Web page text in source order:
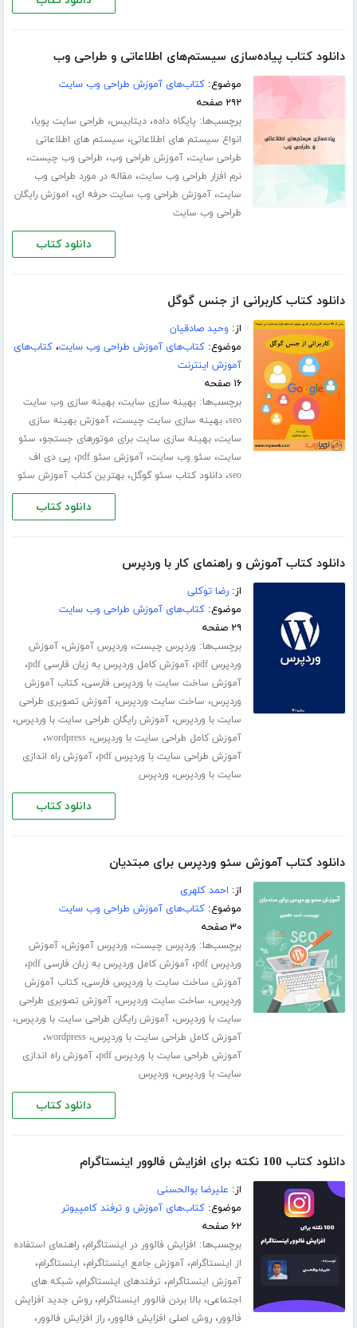
دانلود کتاب پیاده‌سازی سیستم‌های اطلاعاتی و طراحی وب
موضوع:کتاب‌های آموزش طراحی وب سایت
۲۹۲ صفحه
برچسب‌ها: پایگاه داده،دیتابیس، طراحی سایت پویا،
انواع سیستم های اطلاعاتی، سیستم های اطلاعاتی
طراحی سایت،آموزش طراحی وب، طراحی وب چیست،
نرم افزار طراحی وب سایت، مقاله در مورد طراحی وب
سایت،آموزش طراحی وب سایت حرفه ای، اموزش رایگان
طراحی وب سایت
دانلود کتاب
دانلود کتاب کاربرانی از جنس گوگل
از: وحید صادقیان
موضوع:کتاب‌های آموزش طراحی وب سایت،کتاب‌های
آموزش اینترنت
۱۶ صفحه
برچسب‌ها:بهینه سازی سایت،بهینه سازی وب سایت
seo،بهینه سازی سایت چیست،آموزش بهینه سازی
سایت،بهینه سازی سایت برای موتورهای جستجو، سئو
سایت، سئو وب سایت،آموزش سئو pdf ، پی دی اف
seo،دانلود کتاب سئو گوگل،بهترین کتاب آموزش سئو
دانلود کتاب
دانلود کتاب آموزش و راهنمای کار با وردپرس
از:رضا توکلی
موضوع:کتاب‌های آموزش طراحی وب سایت
۲۹ صفحه
برچسب‌ها: وردپرس چیست، وردپرس آموزش،آموزش
وردپرس pdf
،آموزش کامل وردپرس به زبان فارسی pdf ،
آموزش ساخت سایت با وردپرس فارسی،کتاب آموزش
وردپرس، ساخت سایت وردپرس،آموزش تصویری طراحی
سایت با وردپرس،آموزش رایگان طراحی سایت با وردپرس،
آموزش کامل طراحی سایت با وردپرس،wordpress،
آموزش طراحی سایت با وردپرس pdf ،آموزش راه اندازی
سایت با وردپرس، وردپرس
دانلود کتاب
دانلود کتاب آموزش سئو وردپرس برای مبتدیان
از: احمد کلهری
موضوع:کتاب‌های آموزش طراحی وب سایت
۳۰ صفحه
برچسب‌ها: وردپرس چیست، وردپرس آموزش،آموزش
وردپرس pdf
،آموزش کامل وردپرس به زبان فارسی pdf ،
آموزش ساخت سایت با وردپرس فارسی،کتاب آموزش
وردپرس، ساخت سایت وردپرس،آموزش تصویری طراحی
سایت با وردپرس،آموزش رایگان طراحی سایت با وردپرس،
آموزش کامل طراحی سایت با وردپرس،wordpress،
آموزش طراحی سایت با وردپرس pdf ،آموزش راه اندازی
سایت با وردپرس، وردپرس
دانلود کتاب
دانلود کتاب 100 نکته برای افزایش فالوور اینستاگرام
از: علیرضا بوالحسنی
موضوع:کتاب‌های آموزش و ترفند کامپیوتر
۶۲ صفحه
برچسب‌ها: افزایش فالوور در اینستاگرام،راهنمای استفاده
از اینستاگرام،آموزش جامع اینستاگرام، اینستاگرام،
آموزش اینستاگرام، ترفندهای اینستاگرام،شبکه های
اجتماعی،بالا بردن فالوور اینستاگرام،روش جدید افزایش
فالوور،روش اصلی افزایش فالوور،راز افزایش فالوور،